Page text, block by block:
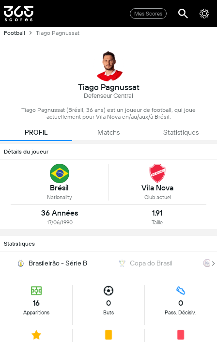
Mes Scores
Football Tiago Pagnussat
Tiago Pagnussat
Defenseur Central
Tiago Pagnussat (Brésil, 36 ans) est un joueur de football, qui joue
actuellement pour Vila Nova en/au/aux/à Brésil.
PROFIL Matchs Statistiques
Détails du joueur
Brésil
Nationality
Vila Nova
Club actuel
36 Années
17/06/1990
1.91
Taille
Statistiques
Brasileirão - Série B Copa do Brasil
16
Apparitions
0
Buts
0
Pass. Décisiv.